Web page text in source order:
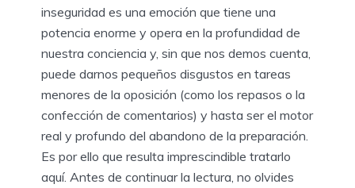
inseguridad es una emoción que tiene una
potencia enorme y opera en la profundidad de
nuestra conciencia y, sin que nos demos cuenta,
puede darnos pequeños disgustos en tareas
menores de la oposición (como los repasos o la
confección de comentarios) y hasta ser el motor
real y profundo del abandono de la preparación.
Es por ello que resulta imprescindible tratarlo
aquí. Antes de continuar la lectura, no olvides